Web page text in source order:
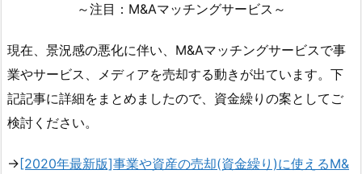
～注目：M&Aマッチングサービス～
現在、景況感の悪化に伴い、M&Aマッチングサービスで事
業やサービス、メディアを売却する動きが出ています。下
記記事に詳細をまとめましたので、資金繰りの案としてご
検討ください。
→[2020年最新版]事業や資産の売却(資金繰り)に使えるM&